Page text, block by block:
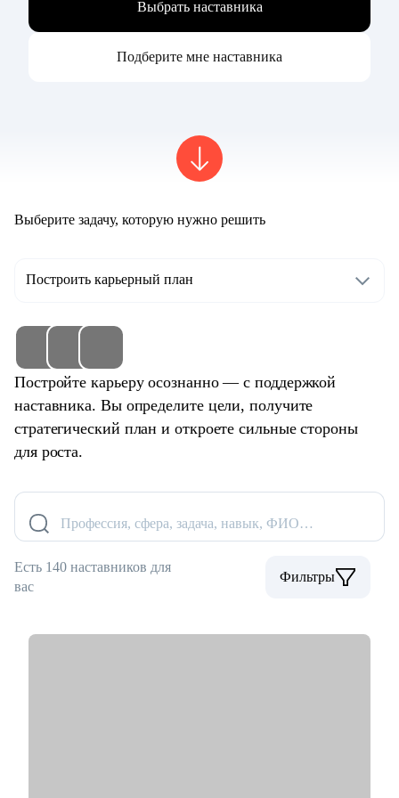
Выбрать наставника
Подберите мне наставника
Выберите задачу, которую нужно решить
Построить карьерный план
Постройте карьеру осознанно — с поддержкой
наставника. Вы определите цели, получите
стратегический план и откроете сильные стороны
для роста.
Профессия, сфера, задача, навык, ФИО…
Есть 140 наставников для
вас
Фильтры